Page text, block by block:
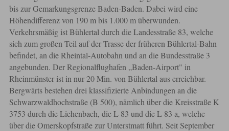
bis zur Gemarkungsgrenze Baden-Baden. Dabei wird eine
Höhendifferenz von 190 m bis 1.000 m überwunden.
Verkehrsmäßig ist Bühlertal durch die Landesstraße 83, welche
sich zum großen Teil auf der Trasse der früheren Bühlertal-Bahn
befindet, an die Rheintal-Autobahn und an die Bundesstraße 3
angebunden. Der Regionalflughafen „Baden-Airport" in
Rheinmünster ist in nur 20 Min. von Bühlertal aus erreichbar.
Bergwärts bestehen drei klassifizierte Anbindungen an die
Schwarzwaldhoch­straße (B 500), nämlich über die Kreisstraße K
3753 durch die Liehenbach, die L 83 und die L 83 a, welche
über die Omerskopfstraße zur Unterstmatt führt. Seit September